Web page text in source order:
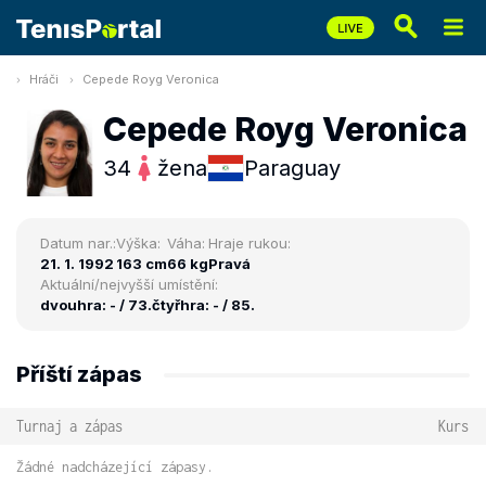
Hráči Cepede Royg Veronica
Cepede Royg Veronica
34 žena Paraguay
Datum nar.:
21. 1. 1992
Výška:
163 cm
Váha:
66 kg
Hraje rukou:
Pravá
Aktuální/nejvyšší umístění:
dvouhra: - / 73.čtyřhra: - / 85.
Příští zápas
Turnaj a zápas Kurs
Žádné nadcházející zápasy.